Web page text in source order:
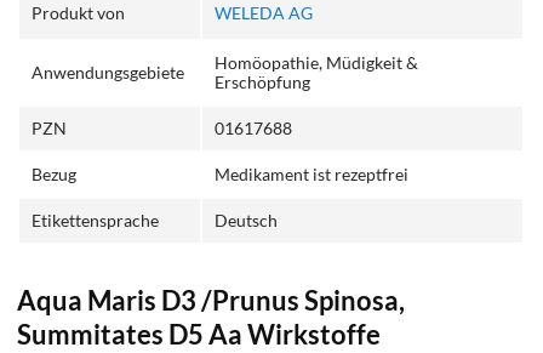
Produkt von WELEDA AG
Anwendungsgebiete
Homöopathie, Müdigkeit &
Erschöpfung
PZN 01617688
Bezug Medikament ist rezeptfrei
Etikettensprache Deutsch
Aqua Maris D3 /Prunus Spinosa,
Summitates D5 Aa Wirkstoffe